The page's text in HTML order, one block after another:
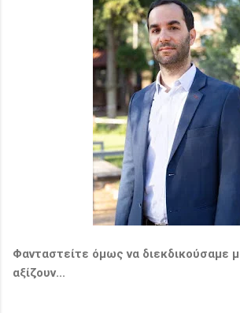
Φανταστείτε όμως να διεκδικούσαμε
αξίζουν...